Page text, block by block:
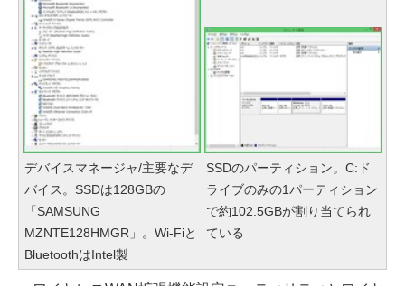
デバイスマネージャ/主要なデ
バイス。SSDは128GBの
「SAMSUNG
MZNTE128HMGR」。Wi-Fiと
BluetoothはIntel製
SSDのパーティション。C:ド
ライブのみの1パーティション
で約102.5GBが割り当てられ
ている